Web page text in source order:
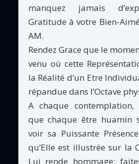
manquez jamais
Gratitude à votre Bien-
AM.
Rendez Grace que le
venu où cette
la Réalité d’un Etre
répandue dans l’Octave
A chaque contemplation,
que chaque être huamin
voir sa Puissante
qu’Elle est illustrée sur la
Lui rende hommage;